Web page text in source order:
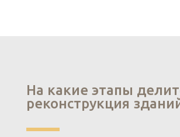
На какие этапы
реконструкция